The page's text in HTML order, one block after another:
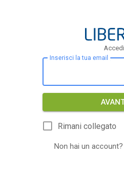
Accedi
Inserisci la tua email
Rimani collegato
Non hai un account?